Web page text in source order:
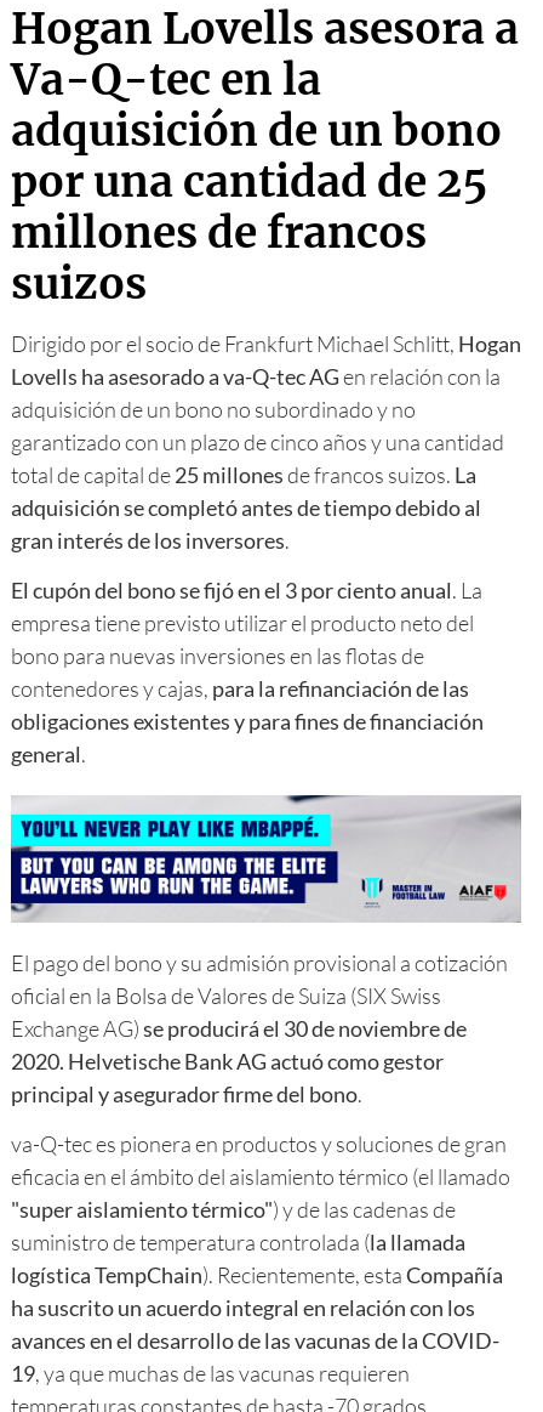
Hogan Lovells asesora a
Va-Q-tec en la
adquisición de un bono
por una cantidad de 25
millones de francos
suizos
Dirigido por el socio de Frankfurt Michael Schlitt, Hogan
Lovells ha asesorado a va-Q-tec AGen relación con la
adquisición de un bono no subordinado y no
garantizado con un plazo de cinco años y una cantidad
total de capital de25 millonesde francos suizos. La
adquisición se completó antes de tiempo debido al
gran interés de los inversores.
El cupón del bono se fijó en el 3 por ciento anual. La
empresa tiene previsto utilizar el producto neto del
bono para nuevas inversiones en las flotas de
contenedores y cajas, para la refinanciación de las
obligaciones existentes y para fines de financiación
general.
El pago del bono y su admisión provisional a cotización
oficial en la Bolsa de Valores de Suiza (SIX Swiss
Exchange AG)se producirá el 30 de noviembre de
2020. Helvetische Bank AG actuó como gestor
principal y asegurador firme del bono.
va-Q-tec es pionera en productos y soluciones de gran
eficacia en el ámbito del aislamiento térmico (el llamado
"super aislamiento térmico") y de las cadenas de
suministro de temperatura controlada (la llamada
logística TempChain). Recientemente, estaCompañía
ha suscrito un acuerdo integral en relación con los
avances en el desarrollo de las vacunas de la COVID-
19, ya que muchas de las vacunas requieren
temperaturas constantes de hasta -70 grados